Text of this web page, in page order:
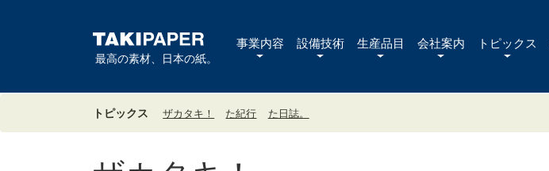
最高の素材、日本の紙。
事業内容 設備技術 生産品目 会社案内 トピックス
トピックス ザカタキ！ た紀行 た日誌。